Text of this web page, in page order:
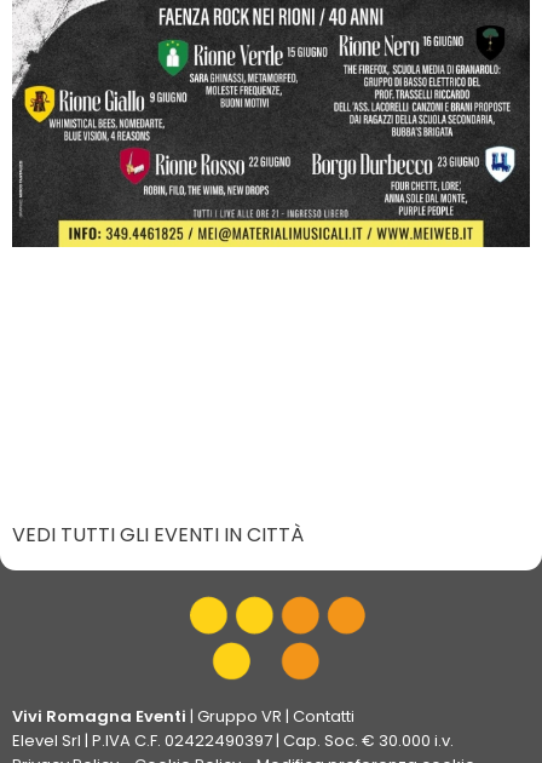
VEDI TUTTI GLI EVENTI IN CITTÀ
Vivi Romagna Eventi | Gruppo VR | Contatti
Elevel Srl | P.IVA C.F. 02422490397 | Cap. Soc. € 30.000 i.v.